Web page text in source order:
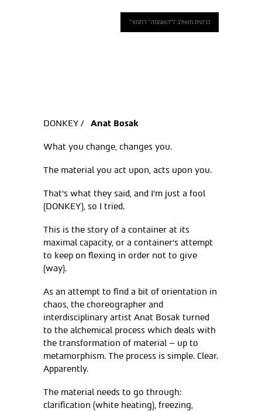
כרטיס משולב ל"השממה" ו"חמור"
DONKEY / Anat Bosak
What you change, changes you.
The material you act upon, acts upon you.
That’s what they said, and I’m just a fool
(DONKEY), so I tried.
This is the story of a container at its
maximal capacity, or a container’s attempt
to keep on flexing in order not to give
(way).
As an attempt to find a bit of orientation in
chaos, the choreographer and
interdisciplinary artist Anat Bosak turned
to the alchemical process which deals with
the transformation of material – up to
metamorphism. The process is simple. Clear.
Apparently.
The material needs to go through:
clarification (white heating), freezing,